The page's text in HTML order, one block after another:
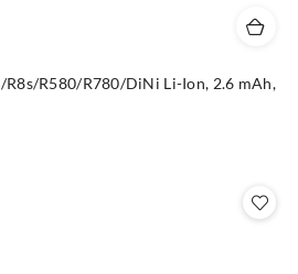
R580/R780/DiNi Li-Ion, 2.6 mAh,